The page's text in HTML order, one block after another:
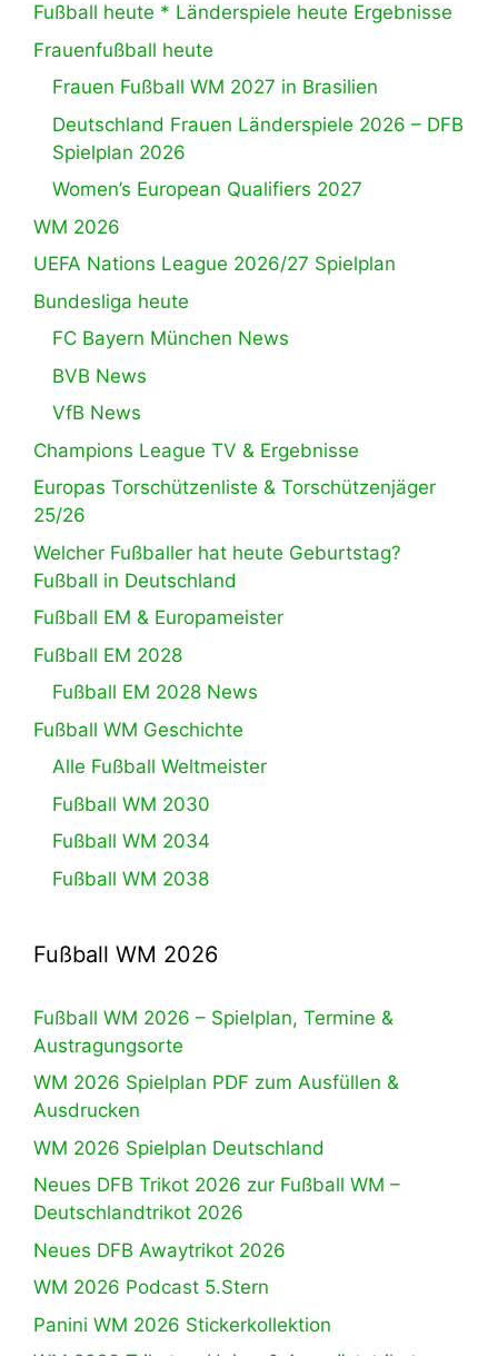
Fußball heute * Länderspiele heute Ergebnisse
Frauenfußball heute
Frauen Fußball WM 2027 in Brasilien
Deutschland Frauen Länderspiele 2026 – DFB
Spielplan 2026
Women’s European Qualifiers 2027
WM 2026
UEFA Nations League 2026/27 Spielplan
Bundesliga heute
FC Bayern München News
BVB News
VfB News
Champions League TV & Ergebnisse
Europas Torschützenliste & Torschützenjäger
25/26
Welcher Fußballer hat heute Geburtstag?
Fußball in Deutschland
Fußball EM & Europameister
Fußball EM 2028
Fußball EM 2028 News
Fußball WM Geschichte
Alle Fußball Weltmeister
Fußball WM 2030
Fußball WM 2034
Fußball WM 2038
Fußball WM 2026
Fußball WM 2026 – Spielplan, Termine &
Austragungsorte
WM 2026 Spielplan PDF zum Ausfüllen &
Ausdrucken
WM 2026 Spielplan Deutschland
Neues DFB Trikot 2026 zur Fußball WM –
Deutschlandtrikot 2026
Neues DFB Awaytrikot 2026
WM 2026 Podcast 5.Stern
Panini WM 2026 Stickerkollektion